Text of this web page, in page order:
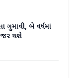
ગુમાવી, બે વર્ષમાં
થશે